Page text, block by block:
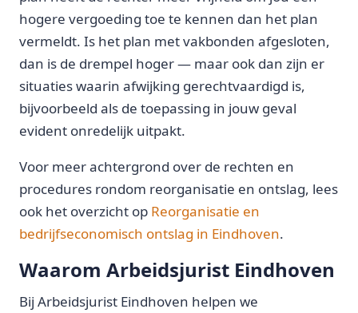
hogere vergoeding toe te kennen dan het plan
vermeldt. Is het plan met vakbonden afgesloten,
dan is de drempel hoger — maar ook dan zijn er
situaties waarin afwijking gerechtvaardigd is,
bijvoorbeeld als de toepassing in jouw geval
evident onredelijk uitpakt.
Voor meer achtergrond over de rechten en
procedures rondom reorganisatie en ontslag, lees
ook het overzicht op Reorganisatie en
bedrijfseconomisch ontslag in Eindhoven.
Waarom Arbeidsjurist Eindhoven
Bij Arbeidsjurist Eindhoven helpen we